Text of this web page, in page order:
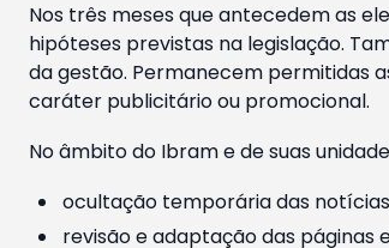
Nos três meses que antecedem as
hipóteses previstas na legislação.
da gestão. Permanecem permitidas
caráter publicitário ou promocional.
No âmbito do Ibram e de suas
ocultação temporária das
revisão e adaptação das páginas